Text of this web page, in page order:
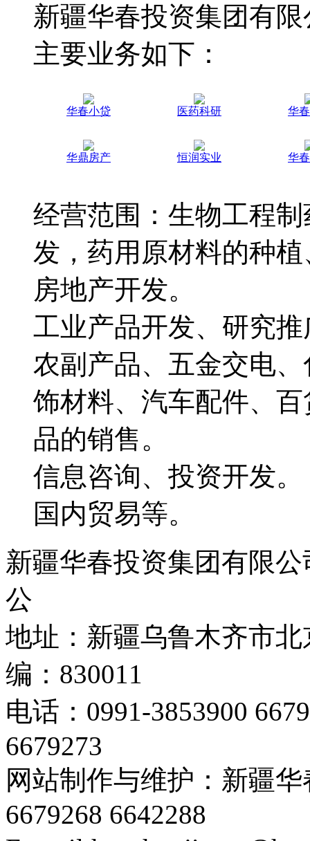
新疆华春投资集团有
主要业务如下：
华春小贷 医药科研 华
华鼎房产 恒润实业 华
经营范围：生物工程
发，药用原材料的种
房地产开发。
工业产品开发、研究推
农副产品、五金交电
饰材料、汽车配件、
品的销售。
信息咨询、投资开发。
国内贸易等。
新疆华春投资集团有限
公
地址：新疆乌鲁木齐市
编：830011
电话：0991-3853900
6679273
网站制作与维护：新疆
6679268 6642288